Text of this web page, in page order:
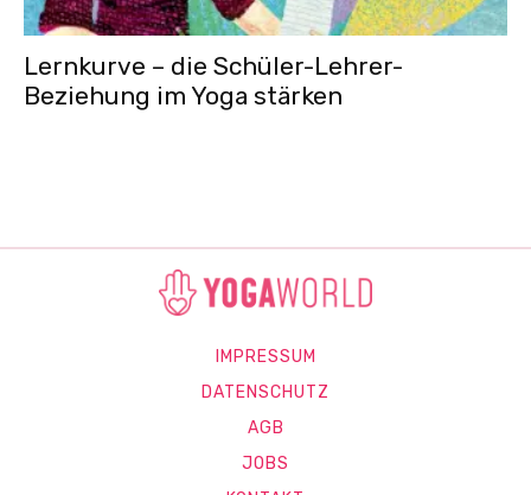
Lernkurve – die Schüler-Lehrer-
Beziehung im Yoga stärken
IMPRESSUM
DATENSCHUTZ
AGB
JOBS